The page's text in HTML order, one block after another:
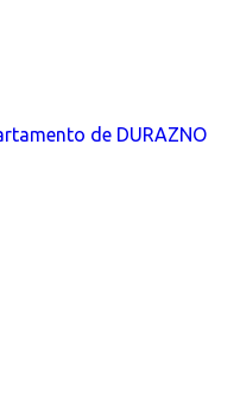
de DURAZNO